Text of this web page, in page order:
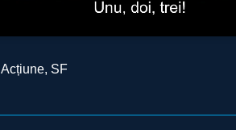
Acțiune, SF